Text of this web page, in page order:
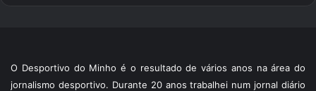
O Desportivo do Minho é o resultado de vários anos na área do
jornalismo desportivo. Durante 20 anos trabalhei num jornal diário